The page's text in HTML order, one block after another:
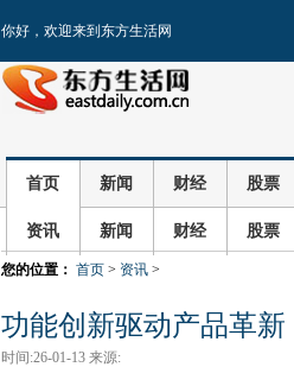
你好，欢迎来到东方生活网
首页 新闻 财经 股票
资讯 新闻 财经 股票
您的位置： 首页 > 资讯 >
功能创新驱动产品革
时间:26-01-13 来源: